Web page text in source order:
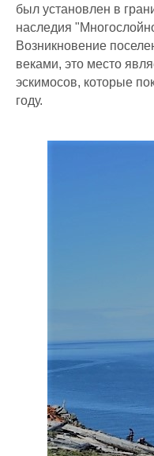
был установлен в
наследия
Возникновение
веками, это место
эскимосов, которые
году.